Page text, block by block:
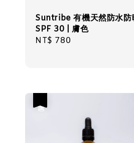
Suntribe 有機天然防水防
SPF 30 | 膚色
Regular
NT$ 780